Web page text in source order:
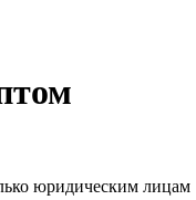
юридическим лицам